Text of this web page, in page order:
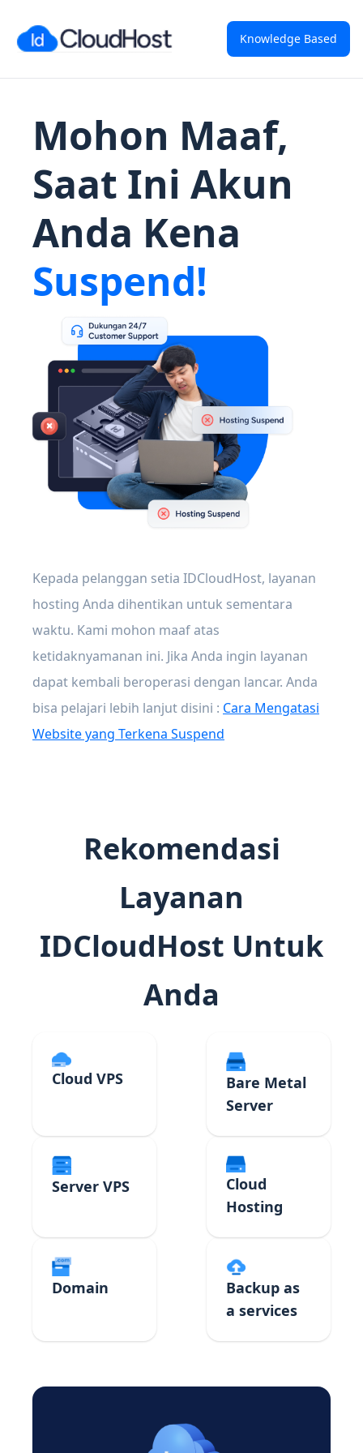
Knowledge Based
Mohon Maaf,
Saat Ini Akun
Anda Kena
Suspend!
Kepada pelanggan setia IDCloudHost, layanan
hosting Anda dihentikan untuk sementara
waktu. Kami mohon maaf atas
ketidaknyamanan ini. Jika Anda ingin layanan
dapat kembali beroperasi dengan lancar. Anda
bisa pelajari lebih lanjut disini : Cara Mengatasi
Website yang Terkena Suspend
Rekomendasi
Layanan
IDCloudHost Untuk
Anda
Cloud VPS
Bare Metal
Server
Server VPS
Cloud
Hosting
Domain
Backup as
a services